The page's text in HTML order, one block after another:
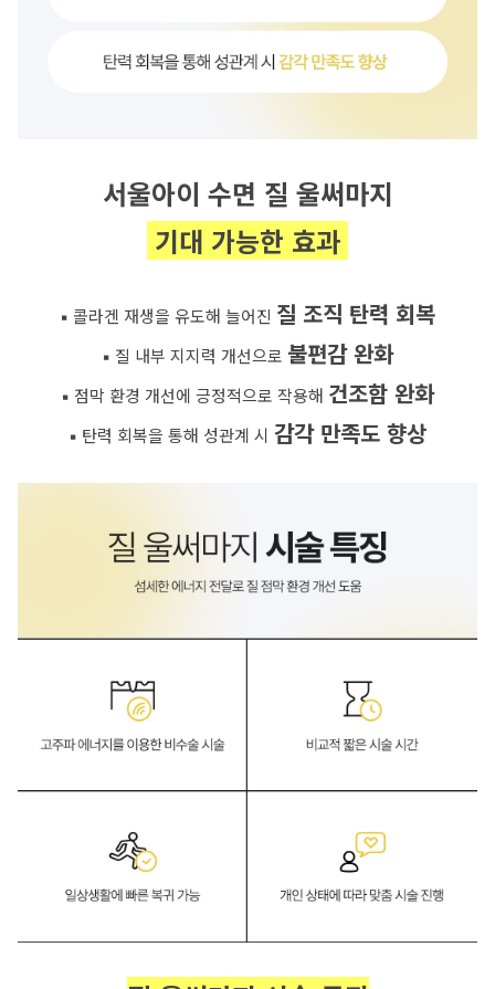
서울아이 수면 질 울써마지
기대 가능한 효과
▪️ 콜라겐 재생을 유도해 늘어진 질 조직 탄력 회복
▪️ 질 내부 지지력 개선으로 불편감 완화
▪️ 점막 환경 개선에 긍정적으로 작용해 건조함 완화
▪️ 탄력 회복을 통해 성관계 시 감각 만족도 향상